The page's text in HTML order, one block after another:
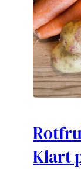
Klart